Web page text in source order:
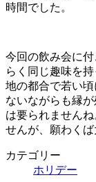
時間でした。
今回の飲み会に
らく同じ趣味を
地の都合で若い
ないながらも縁
は要られません
せんが、願わくば
カテゴリー
ホリデー